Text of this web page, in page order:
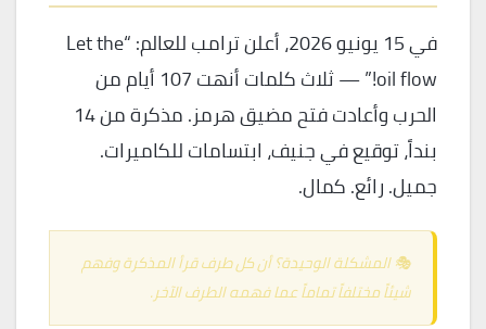
في 15 يونيو 2026، أعلن ترامب للعالم: “Let the
oil flow!” — ثلاث كلمات أنهت 107 أيام من
الحرب وأعادت فتح مضيق هرمز. مذكرة من 14
بنداً، توقيع في جنيف، ابتسامات للكاميرات.
جميل. رائع. كمال.
🎭 المشكلة الوحيدة؟ أن كل طرف قرأ المذكرة وفهم
شيئاً مختلفاً تماماً عما فهمه الطرف الآخر.